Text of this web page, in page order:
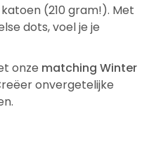
(210 gram!). Met
dots, voel je je
onze matching Winter
onvergetelijke